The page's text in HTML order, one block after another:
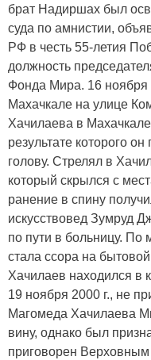
брат Надиршах был
суда по амнистии,
РФ в честь 55-летия
должность
Фонда Мира. 16 ноября
Махачкале на улице
Хачилаева в
результате которого
голову. Стрелял в
который скрылся с
ранение в спину
искусствовед Зумруд
по пути в больницу. По
стала ссора на
Хачилаев находился в
19 ноября 2000 г., не
Магомеда Хачилаева
вину, однако был
приговорен